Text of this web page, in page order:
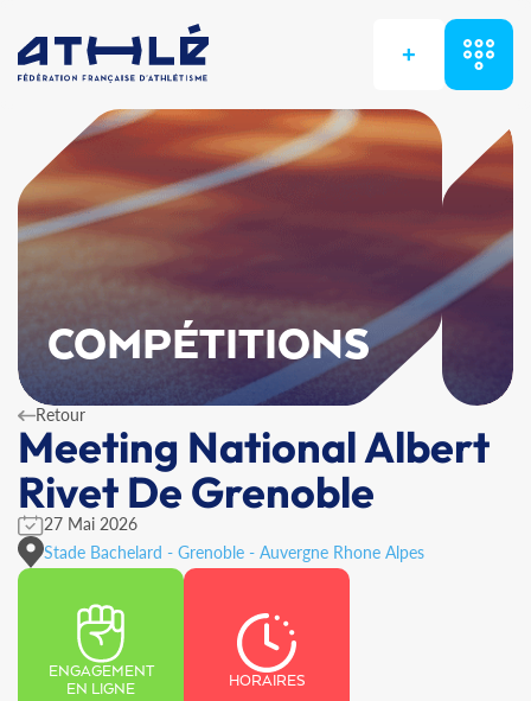
+
COMPÉTITIONS
Retour
Meeting National Albert
Rivet De Grenoble
27 Mai 2026
Stade Bachelard - Grenoble - Auvergne Rhone Alpes
ENGAGEMENT
EN LIGNE
HORAIRES